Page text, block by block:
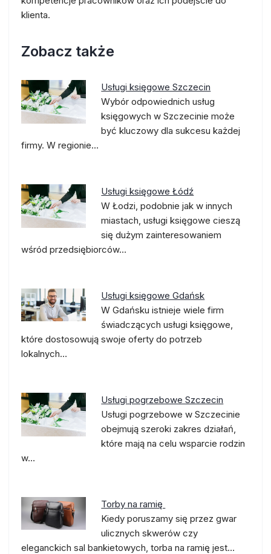
klienta.
Zobacz także
Usługi księgowe Szczecin
Wybór odpowiednich usług
księgowych w Szczecinie może
być kluczowy dla sukcesu każdej
firmy. W regionie…
Usługi księgowe Łódź
W Łodzi, podobnie jak w innych
miastach, usługi księgowe cieszą
się dużym zainteresowaniem
wśród przedsiębiorców…
Usługi księgowe Gdańsk
W Gdańsku istnieje wiele firm
świadczących usługi księgowe,
które dostosowują swoje oferty do potrzeb
lokalnych…
Usługi pogrzebowe Szczecin
Usługi pogrzebowe w Szczecinie
obejmują szeroki zakres działań,
które mają na celu wsparcie rodzin
w…
Torby na ramię
Kiedy poruszamy się przez gwar
ulicznych skwerów czy
eleganckich sal bankietowych, torba na ramię jest…